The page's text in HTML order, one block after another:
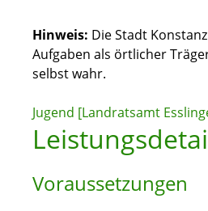
Hinweis: Die Stadt
Aufgaben als örtlicher
selbst wahr.
Jugend [Landratsamt
Voraussetzungen